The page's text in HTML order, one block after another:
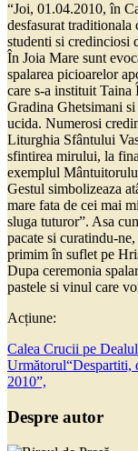
“Joi, 01.04.2010, în
desfasurat
studenti si credinciosi
În Joia Mare sunt
spalarea picioarelor
care s-a instituit Taina
Gradina Ghetsimani
ucida. Numerosi
Liturghia Sfântului
sfintirea mirului, la
exemplul
Gestul simbolizeaza
mare fata de cei mai
sluga tuturor”. Asa
pacate si curatindu-
primim în suflet pe
Dupa ceremonia
pastele si vinul care
Acțiune:
Calea Crucii pe
Următorul“Despartiti,
2010”,
Despre autor